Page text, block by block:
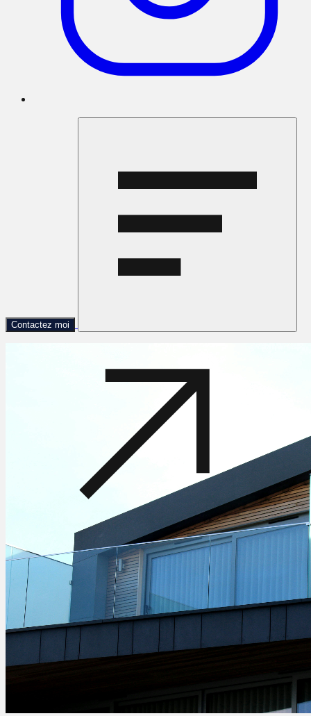
Contactez moi